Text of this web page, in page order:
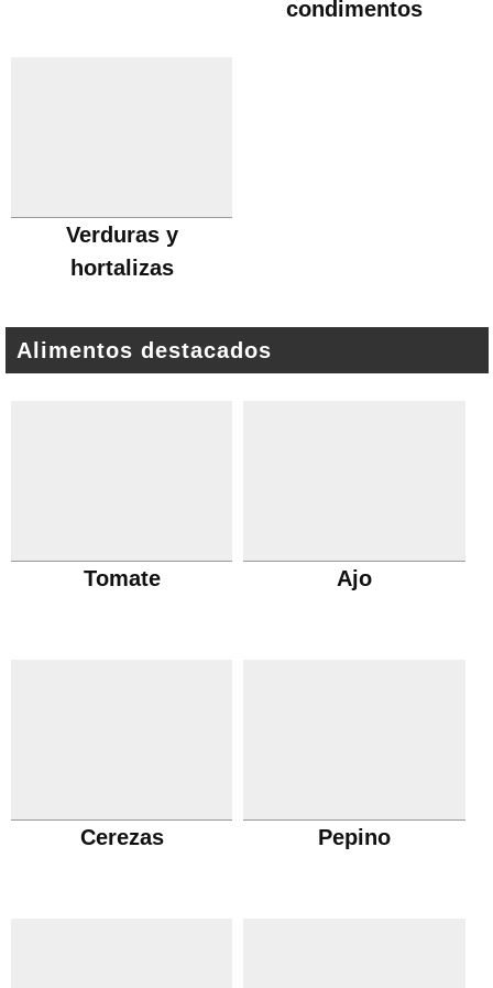
condimentos
Verduras y
hortalizas
Alimentos destacados
Tomate Ajo
Cerezas Pepino